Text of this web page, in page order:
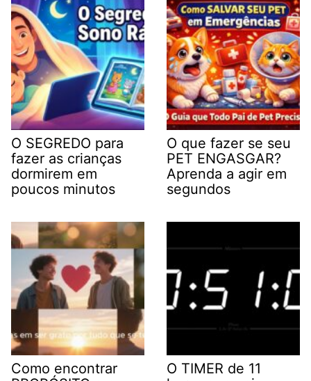
O SEGREDO para
fazer as crianças
dormirem em
poucos minutos
O que fazer se seu
PET ENGASGAR?
Aprenda a agir em
segundos
Como encontrar
O TIMER de 11